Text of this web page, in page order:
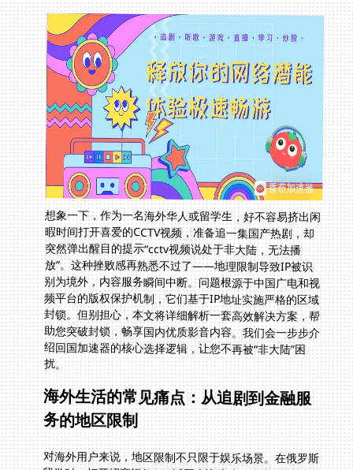
想象一下，作为一名海外华人或留学生，好不容易挤出闲
暇时间打开喜爱的CCTV视频，准备追一集国产热剧，却
突然弹出醒目的提示“cctv视频说处于非大陆，无法播
放”。这种挫败感再熟悉不过了——地理限制导致IP被识
别为境外，内容服务瞬间中断。问题根源于中国广电和视
频平台的版权保护机制，它们基于IP地址实施严格的区域
封锁。但别担心，本文将详细解析一套高效解决方案，帮
助您突破封锁，畅享国内优质影音内容。我们会一步步介
绍回国加速器的核心选择逻辑，让您不再被“非大陆”困
扰。
海外生活的常见痛点：从追剧到金融服
务的地区限制
对海外用户来说，地区限制不只限于娱乐场景。在俄罗斯
留学时，打开招商银行APP试图查询账户，经常收到“服务
不可用”的提示，您的心头一紧：招商银行在俄罗斯用不
了怎么办？类似地，身处韩国使用国务院客户端查询政务
信息，系统频繁弹出“地区限制”错误，让海外工作者倍感
无助——在韩国用国务院客户端地区限制怎么办？这些场
景暴露了同一个根源：IP定位技术将您划为境外用户，触
发防火墙。无论是追剧、游戏还是日常服务，地理限制成
了无形的高墙。我们常听到海外华人社区的热议话题：如
何解锁国内视频平台回看家乡内容。面对这类需求，需要